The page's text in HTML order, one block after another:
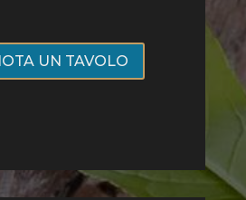
UN TAVOLO